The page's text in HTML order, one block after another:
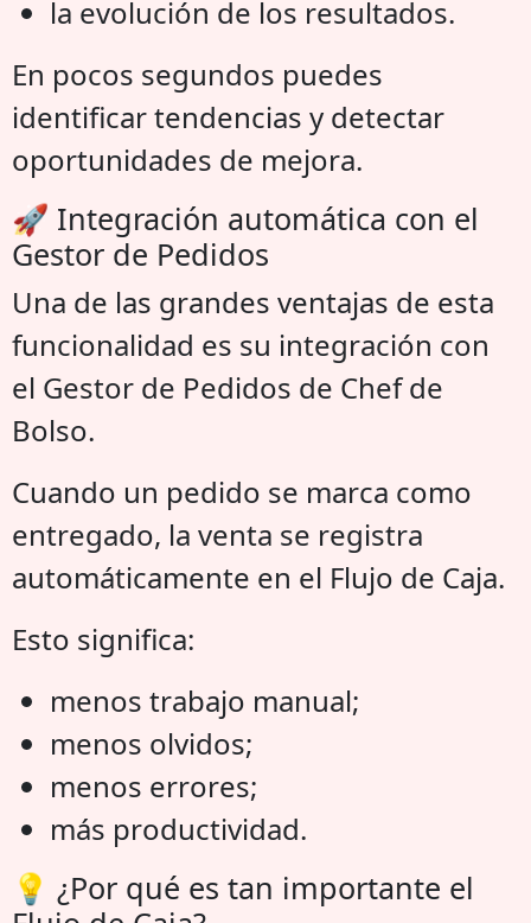
la evolución de los resultados.
En pocos segundos puedes
identificar tendencias y detectar
oportunidades de mejora.
🚀 Integración automática con el
Gestor de Pedidos
Una de las grandes ventajas de esta
funcionalidad es su integración con
el Gestor de Pedidos de Chef de
Bolso.
Cuando un pedido se marca como
entregado, la venta se registra
automáticamente en el Flujo de Caja.
Esto significa:
menos trabajo manual;
menos olvidos;
menos errores;
más productividad.
💡 ¿Por qué es tan importante el